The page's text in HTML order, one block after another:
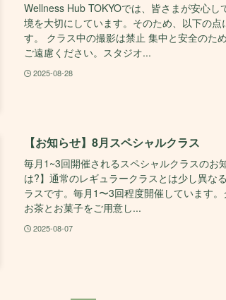
Wellness Hub TOKYOでは、皆さまが安心
境を大切にしています。そのため、以下の
す。 クラス中の撮影は禁止 集中と安全のた
ご遠慮ください。スタジオ...
2025-08-28
【お知らせ】8月スペシャルクラス
毎月1~3回開催されるスペシャルクラスのお
は?】通常のレギュラークラスとは少し異な
ラスです。毎月1〜3回程度開催しています
お茶とお菓子をご用意し...
2025-08-07